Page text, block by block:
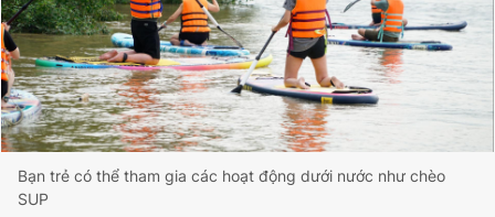
Bạn trẻ có thể tham gia các hoạt động dưới nước như chèo
SUP